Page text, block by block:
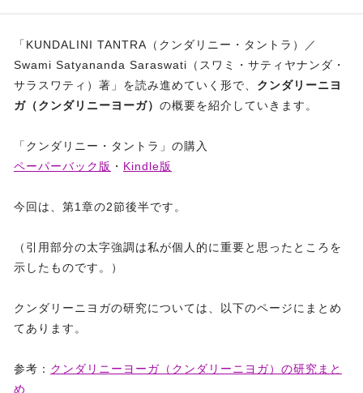
「KUNDALINI TANTRA（クンダリニー・タントラ）／
Swami Satyananda Saraswati（スワミ・サティヤナンダ・
サラスワティ）著」を読み進めていく形で、 クンダリーニヨ
ガ（クンダリニーヨーガ） の概要を紹介していきます。
「クンダリニー・タントラ」の購入
ペーパーバック版 ・ Kindle版
今回は、第1章の2節後半です。
（引用部分の太字強調は私が個人的に重要と思ったところを
示したものです。）
クンダリーニヨガの研究については、以下のページにまとめ
てあります。
参考： クンダリニーヨーガ（クンダリーニヨガ）の研究まと
め